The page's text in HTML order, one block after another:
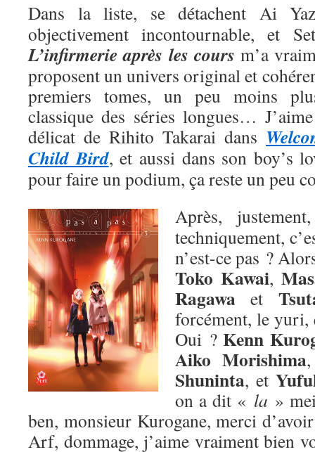
Dans la liste, se détachent Ai
objectivement incontournable, et
L’infirmerie après les cours m’a
proposent un univers original et
premiers tomes, un peu moins
classique des séries longues…
délicat de Rihito Takarai dans
Child Bird, et aussi dans son boy’s
pour faire un podium, ça reste un peu
Après,
techniquement,
n’est-ce pas ?
Toko Kawai,
Ragawa et
forcément, le yuri,
Oui ?Kenn
Aiko Morishima
Shuninta, et
on a dit « la »
ben, monsieur Kurogane, merci
Arf, dommage, j’aime vraiment bien